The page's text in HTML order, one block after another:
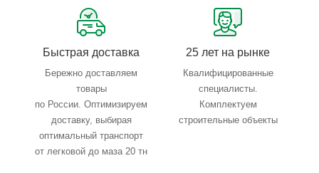
Быстрая доставка
Бережно доставляем
товары
по России. Оптимизируем
доставку, выбирая
оптимальный транспорт
от легковой до маза 20 тн
25 лет на рынке
Квалифицированные
специалисты.
Комплектуем
строительные объекты